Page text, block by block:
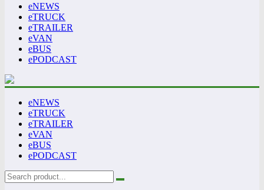
eNEWS
eTRUCK
eTRAILER
eVAN
eBUS
ePODCAST
eNEWS
eTRUCK
eTRAILER
eVAN
eBUS
ePODCAST